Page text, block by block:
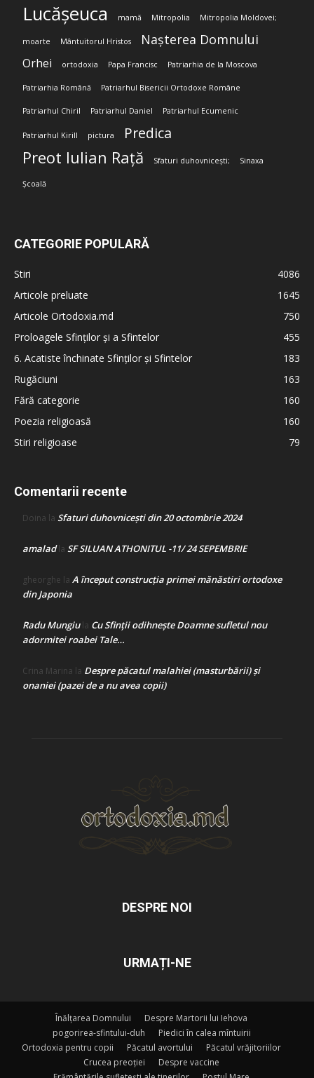
Lucășeuca mamă Mitropolia Mitropolia Moldovei;
moarte Mântuitorul Hristos Nașterea Domnului
Orhei ortodoxia Papa Francisc Patriarhia de la Moscova
Patriarhia Română Patriarhul Bisericii Ortodoxe Române
Patriarhul Chiril Patriarhul Daniel Patriarhul Ecumenic
Patriarhul Kirill pictura Predica
Preot Iulian Rață Sfaturi duhovnicești; Sinaxa
Școală
CATEGORIE POPULARĂ
Stiri
4086
Articole preluate
1645
Articole Ortodoxia.md
750
Proloagele Sfinților și a Sfintelor
455
6. Acatiste închinate Sfinților și Sfintelor
183
Rugăciuni
163
Fără categorie
160
Poezia religioasă
160
Stiri religioase
79
Comentarii recente
Doina la Sfaturi duhovnicești din 20 octombrie 2024
amaladla SF SILUAN ATHONITUL -11/ 24 SEPEMBRIE
gheorghe la A început construcţia primei mănăstiri ortodoxe
din Japonia
Radu Mungiula Cu Sfinții odihnește Doamne sufletul nou
adormitei roabei Tale…
Crina Marina la Despre păcatul malahiei (masturbării) şi
onaniei (pazei de a nu avea copii)
DESPRE NOI
URMAȚI-NE
Înălțarea Domnului
Despre Martorii lui Iehova
pogorirea-sfintului-duh
Piedici în calea mîntuirii
Ortodoxia pentru copii
Păcatul avortului
Păcatul vrăjitoriilor
Crucea preoției
Despre vaccine